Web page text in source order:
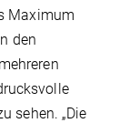
Maximum
den
sehen. „Die